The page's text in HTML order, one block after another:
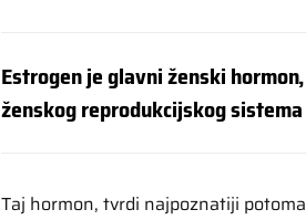
Estrogen je glavni ženski
ženskog reprodukcijskog
Taj hormon, tvrdi najpoznatiji